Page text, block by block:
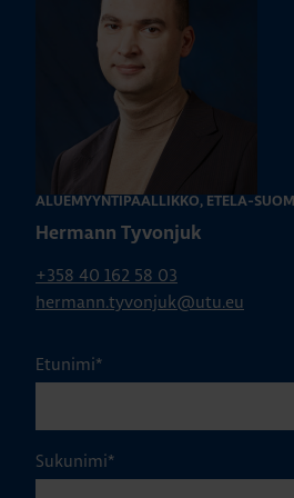
ALUEMYYNTIPÄÄLLIKKÖ, ETELÄ-SUOMI
Hermann Tyvonjuk
+358 40 162 58 03
hermann.tyvonjuk@utu.eu
Etunimi*
Sukunimi*